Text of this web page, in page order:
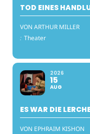
TOD EINES
VON ARTHUR MILLER
: Theater
2026
15
AUG
ES WAR DIE
VON EPHRAIM KISHON